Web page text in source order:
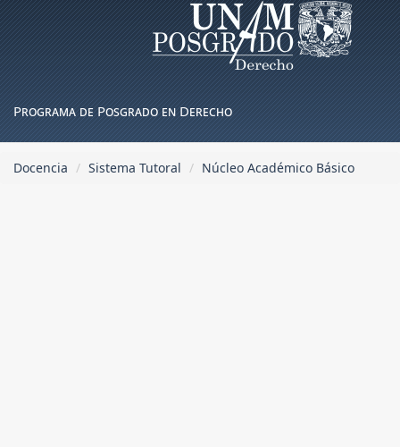
Programa de Posgrado en Derecho
Docencia Sistema Tutoral Núcleo Académico Básico